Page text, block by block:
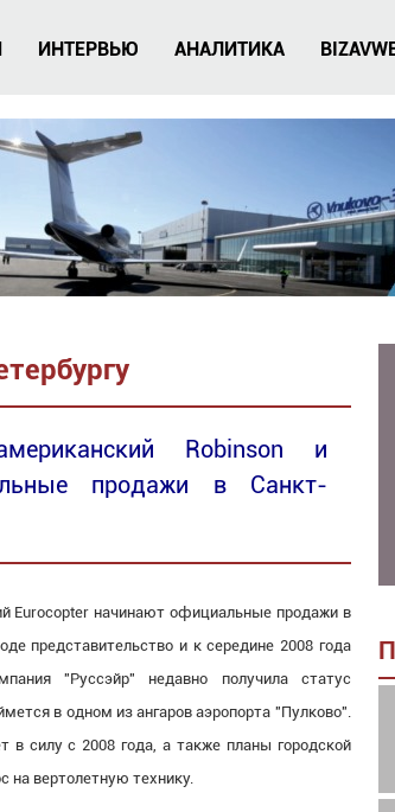
ИНТЕРВЬЮ АНАЛИТИКА
Robinson и
продажи в Санкт-
Eurocopter начинают официальные продажи в
представительство и к середине 2008 года
"Руссэйр" недавно получила статус
в одном из ангаров аэропорта "Пулково".
силу с 2008 года, а также планы городской
на вертолетную технику.